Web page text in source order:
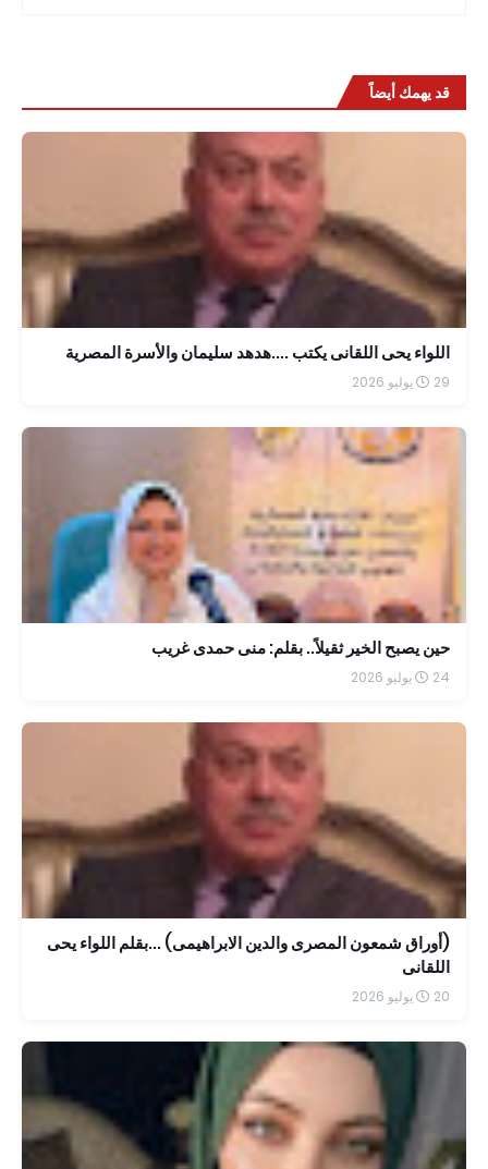
قد يهمك أيضاً
اللواء يحى اللقانى يكتب ....هدهد سليمان والأسرة المصرية
29 يوليو 2026
حين يصبح الخير ثقيلاً.. بقلم: منى حمدى غريب
24 يوليو 2026
(أوراق شمعون المصرى والدين الابراهيمى) ...بقلم اللواء يحى
اللقانى
20 يوليو 2026